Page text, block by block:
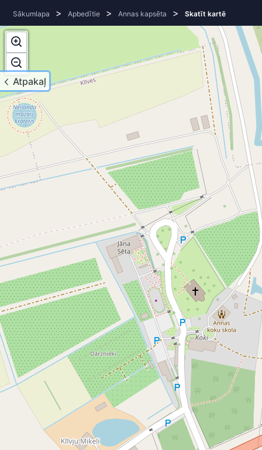
Atpakaļ
Sākumlapa > Apbedītie > Annas kapsēta > Skatīt kartē